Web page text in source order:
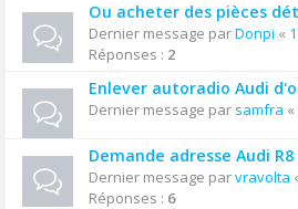
Ou acheter des pièces
Dernier message parDonpi «
Réponses : 2
Enlever autoradio Audi
Dernier message par samfra «
Demande adresse Audi R8
Dernier message parvravolta
Réponses : 6